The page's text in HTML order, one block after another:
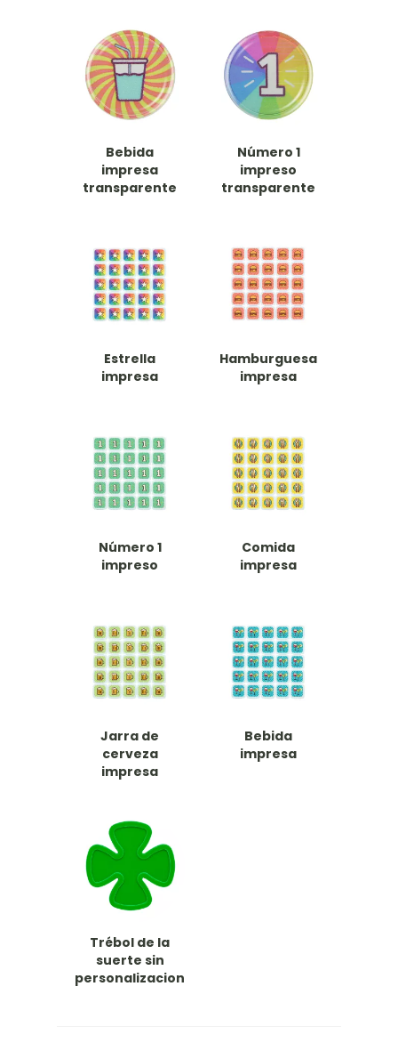
Bebida
impresa
transparente
Número 1
impreso
transparente
Estrella
impresa
Hamburguesa
impresa
Número 1
impreso
Comida
impresa
Jarra de
cerveza
impresa
Bebida
impresa
Trébol de la
suerte sin
personalizacion